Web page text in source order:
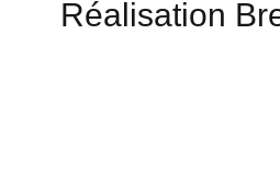
Réalisation